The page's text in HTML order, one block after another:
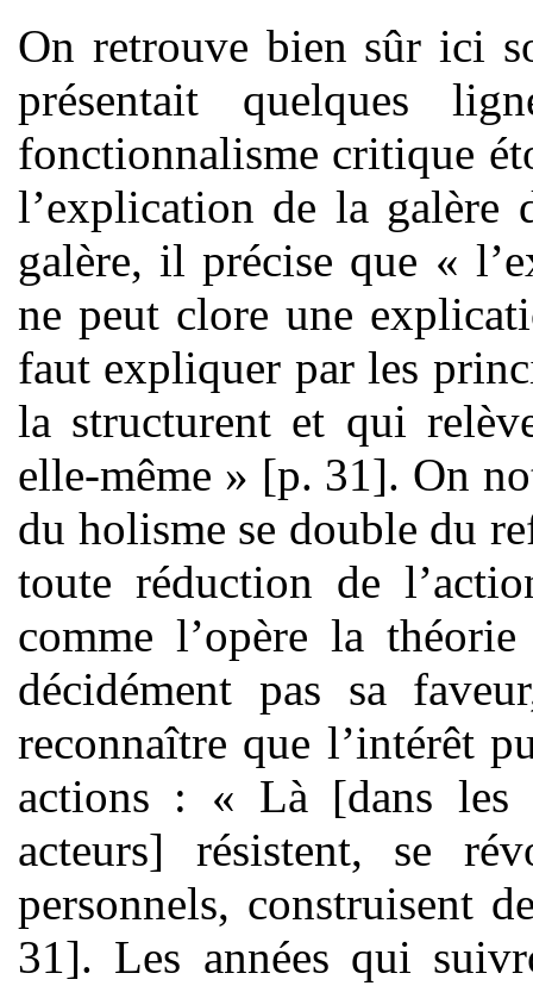
On retrouve bien sûr ici
présentait quelques
fonctionnalisme critique
l’explication de la galère
galère, il précise que «
ne peut clore une
faut expliquer par les
la structurent et qui
elle-même » [p. 31]. On
du holisme se double du
toute réduction de
comme l’opère la
décidément pas sa
reconnaître que l’intérêt
actions : « Là [dans les
acteurs] résistent, se
personnels, construisent
31]. Les années qui